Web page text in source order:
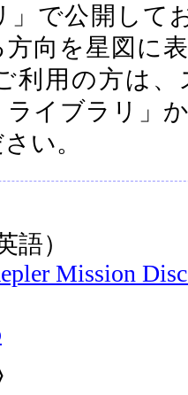
で公開して
向を星図に
利用の方は
ライブラリ」
い。
語）
Mission